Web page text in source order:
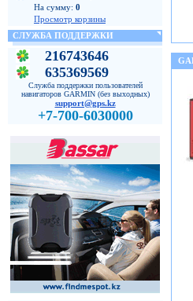
На сумму: 0
Просмотр корзины
СЛУЖБА ПОДДЕРЖКИ
216743646
635369569
Служба поддержки пользователей
навигаторов GARMIN (без выходных)
support@gps.kz
+7-700-6030000